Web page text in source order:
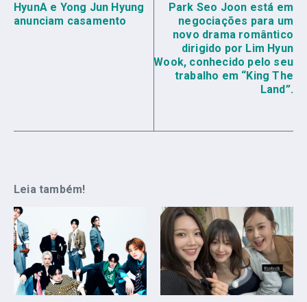
HyunA e Yong Jun Hyung
anunciam casamento
Park Seo Joon está em
negociações para um
novo drama romântico
dirigido por Lim Hyun
Wook, conhecido pelo seu
trabalho em “King The
Land”.
Leia também!